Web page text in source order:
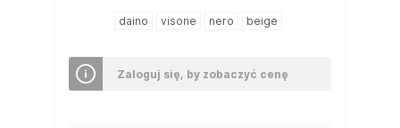
daino visone nero beige
Zaloguj się, by zobaczyć cenę